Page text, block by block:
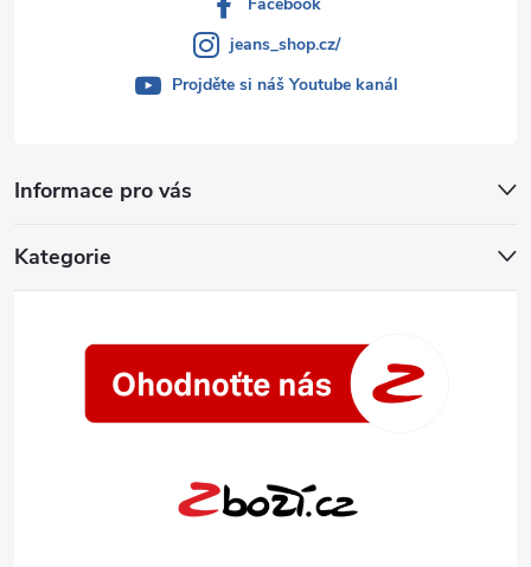
Informace pro vás
Kategorie
jeans_shop.cz/
Projděte si náš Youtube kanál